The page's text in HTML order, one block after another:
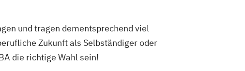
und tragen dementsprechend viel
Zukunft als Selbständiger oder
die richtige Wahl sein!